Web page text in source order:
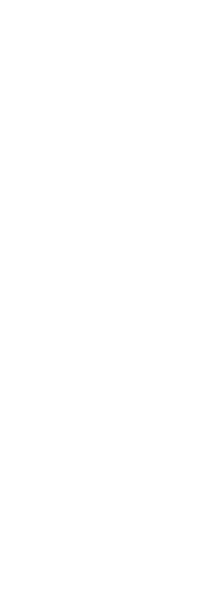
vo všetkých svojich
trh práce​ pre zaujímavé